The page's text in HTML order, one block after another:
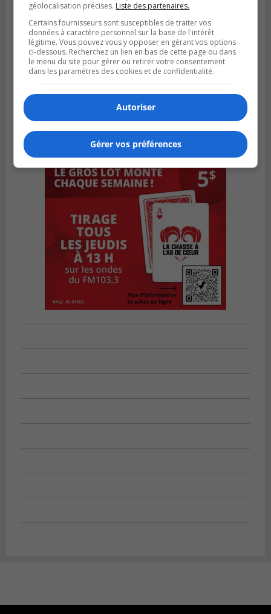
géolocalisation précises. Liste des partenaires.
Certains fournisseurs sont susceptibles de traiter vos
données à caractère personnel sur la base de l'intérêt
légitime. Vous pouvez vous y opposer en gérant vos options
ci-dessous. Recherchez un lien en bas de cette page ou dans
le menu du site pour gérer ou retirer votre consentement
dans les paramètres des cookies et de confidentialité.
Autoriser
Gérer vos préférences